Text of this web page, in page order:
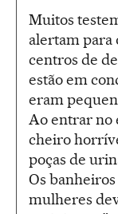
Muitos
alertam para
centros de
estão em
eram
Ao entrar no
cheiro
poças de
Os
mulheres